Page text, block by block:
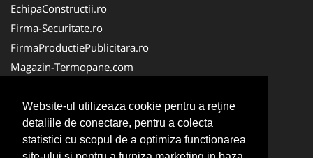
Website-ul utilizeaza cookie pentru a reţine
detaliile de conectare, pentru a colecta
statistici cu scopul de a optimiza functionarea
EchipaConstructii.ro
Firma-Securitate.ro
FirmaProductiePublicitara.ro
Magazin-Termopane.com
CramaVinuri.ro
FirmaTractariAuto.ro
InstalatiiSolare.com